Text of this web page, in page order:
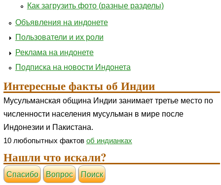
Как загрузить фото (разные разделы)
Объявления на индонете
Пользователи и их роли
Реклама на индонете
Подписка на новости Индонета
Интересные факты об Индии
Мусульманская община Индии занимает третье место по
численности населения мусульман в мире после
Индонезии и Пакистана.
10 любопытных фактов об индианках
Нашли что искали?
Cпасибо Вопрос Поиск